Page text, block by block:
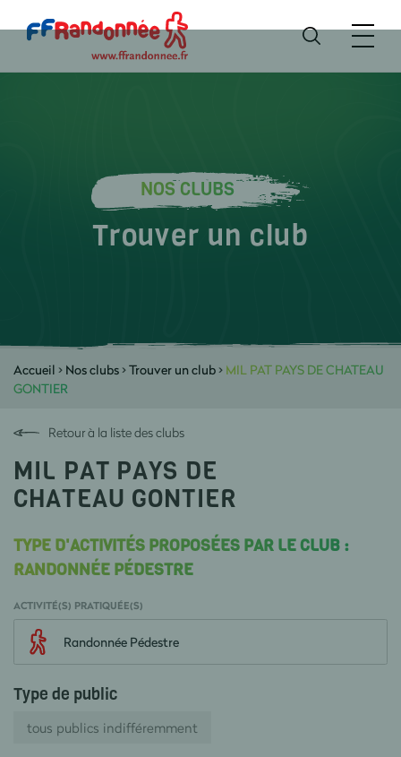
NOS CLUBS
Trouver un club
Accueil > Nos clubs>Trouver un club> MIL PAT PAYS DE CHATEAU
GONTIER
Retour à la liste des clubs
MIL PAT PAYS DE
CHATEAU GONTIER
TYPE D'ACTIVITÉS PROPOSÉES PAR LE CLUB :
RANDONNÉE PÉDESTRE
ACTIVITÉ(S) PRATIQUÉE(S)
Randonnée Pédestre
Type de public
tous publics indifféremment